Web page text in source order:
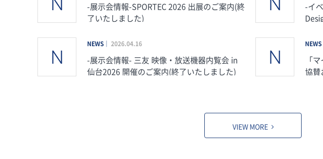
-展示会情報-SPORTEC 2026 出展のご案内(終
了いたしました)
-イベント
NEWS 2026.04.16
-展示会情報- 三友 映像・放送機器内覧会 in
仙台2026 開催のご案内(終了いたしました)
NEWS
「
協賛
VIEW MORE